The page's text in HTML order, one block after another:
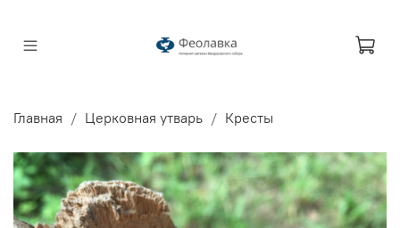
Главная Церковная утварь Кресты